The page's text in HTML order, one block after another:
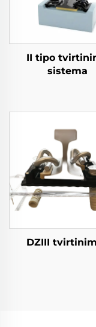
II tipo
sistema
DZIII